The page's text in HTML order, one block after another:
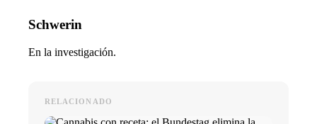
Schwerin
En la investigación.
RELACIONADO